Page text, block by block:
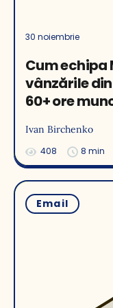
30 noiembrie
Cum echipa
vânzările din
60+ ore
Ivan Birchenko
408 8 min
Email